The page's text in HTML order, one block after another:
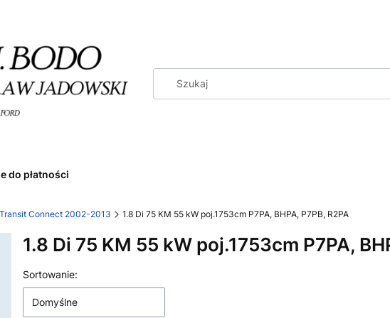
do płatności
Transit Connect 2002-2013 1.8 Di 75 KM 55 kW poj.1753cm P7PA, BHPA, P7PB, R2PA
1.8 Di 75 KM 55 kW poj.1753cm P7PA,
Lista produktów
Sortowanie:
Domyślne